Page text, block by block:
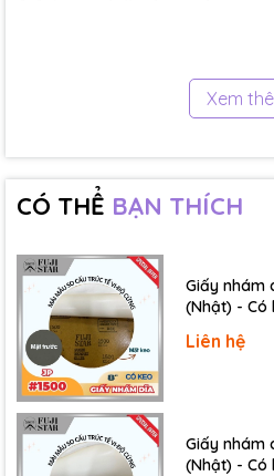
Xem
CÓ THỂ BẠN THÍCH
Giấy nhám
(Nhật) - Có
Liên hệ
Giấy nhám
(Nhật) - Có